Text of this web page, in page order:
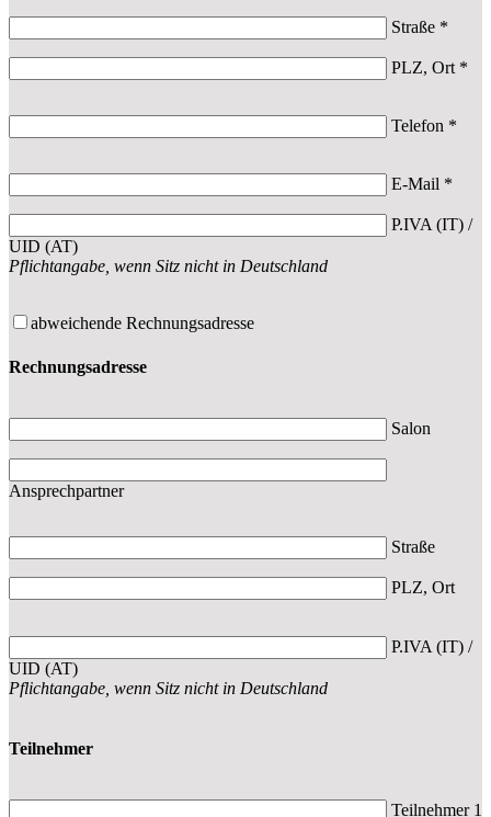
Straße *
PLZ, Ort *
Telefon *
E-Mail *
P.IVA (IT) /
UID (AT)
Pflichtangabe, wenn Sitz nicht in Deutschland
abweichende Rechnungsadresse
Rechnungsadresse
Salon
Ansprechpartner
Straße
PLZ, Ort
P.IVA (IT) /
UID (AT)
Pflichtangabe, wenn Sitz nicht in Deutschland
Teilnehmer
Teilnehmer 1